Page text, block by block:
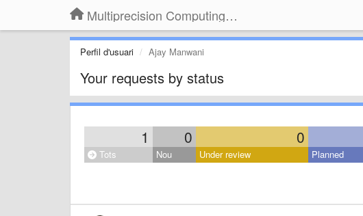
Multiprecision Computing Toolbox for MATLAB
Perfil d'usuari Ajay Manwani
Your requests by status
1 0 0
Tots Nou Under review Planned